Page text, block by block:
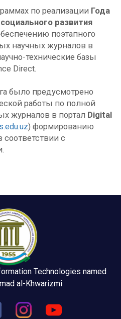
по реализации Года
развития
поэтапного
научных журналов в
технические базы
Direct.
было предусмотрено
работы по полной
журналов в портал Digital
) формированию
с
Technologies named
al-Khwarizmi